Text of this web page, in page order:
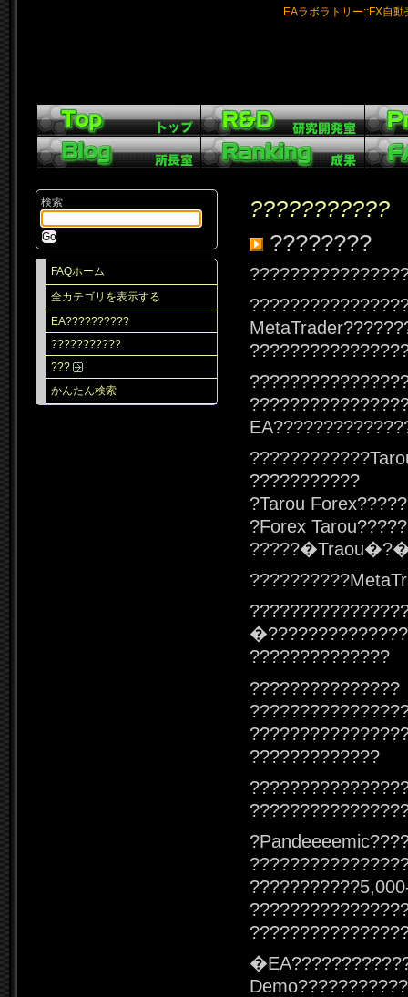
EAラボラトリー::FX自
検索
FAQホーム
全カテゴリを表示する
EA??????????
???????????
???
かんたん検索
???????????
????????
???????????
?Tarou
?Forex
??????????????
???????????????
?????????????